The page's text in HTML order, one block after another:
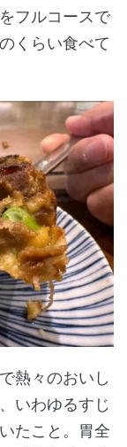
フルコースで
くらい食べて
熱々のおいし
いわゆるすじ
たこと。胃全